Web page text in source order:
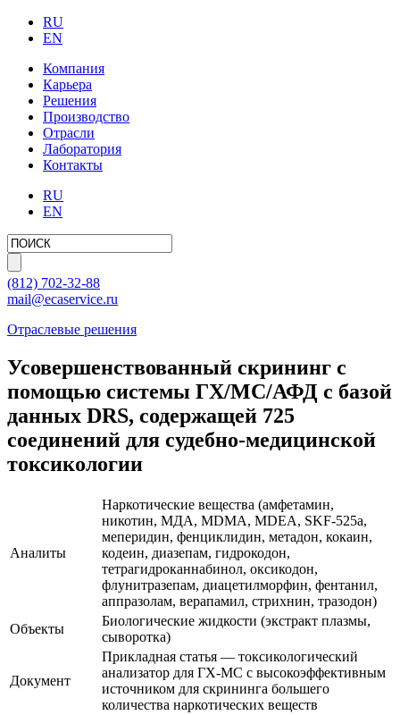
RU
EN
Компания
Карьера
Решения
Производство
Отрасли
Лаборатория
Контакты
RU
EN
(812) 702-32-88
mail@ecaservice.ru
Отраслевые решения
Усовершенствованный скрининг с
помощью системы ГХ/МС/АФД с базой
данных DRS, содержащей 725
соединений для судебно-медицинской
токсикологии
Аналиты
Наркотические вещества (амфетамин,
никотин, МДА, MDMA, MDEA, SKF-525a,
меперидин, фенциклидин, метадон, кокаин,
кодеин, диазепам, гидрокодон,
тетрагидроканнабинол, оксикодон,
флунитразепам, диацетилморфин, фентанил,
аппразолам, верапамил, стрихнин, тразодон)
Объекты
Биологические жидкости (экстракт плазмы,
сыворотка)
Документ
Прикладная статья — токсикологический
анализатор для ГХ-МС с высокоэффективным
источником для скрининга большего
количества наркотических веществ